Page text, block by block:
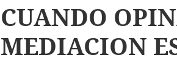
CUANDO
MEDIACION